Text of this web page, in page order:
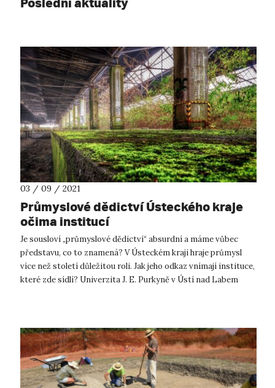
03 / 09 / 2021
Průmyslové dědictví Ústeckého kraje
očima institucí
Je sousloví „průmyslové dědictví“ absurdní a máme vůbec
představu, co to znamená? V Ústeckém kraji hraje průmysl
více než století důležitou roli. Jak jeho odkaz vnímají instituce,
které zde sídlí? Univerzita J. E. Purkyně v Ústí nad Labem